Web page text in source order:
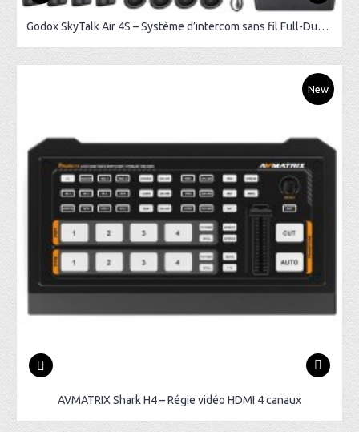
Godox SkyTalk Air 4S – Système d’intercom sans fil Full-Duplex
New
AVMATRIX Shark H4 – Régie vidéo HDMI 4 canaux